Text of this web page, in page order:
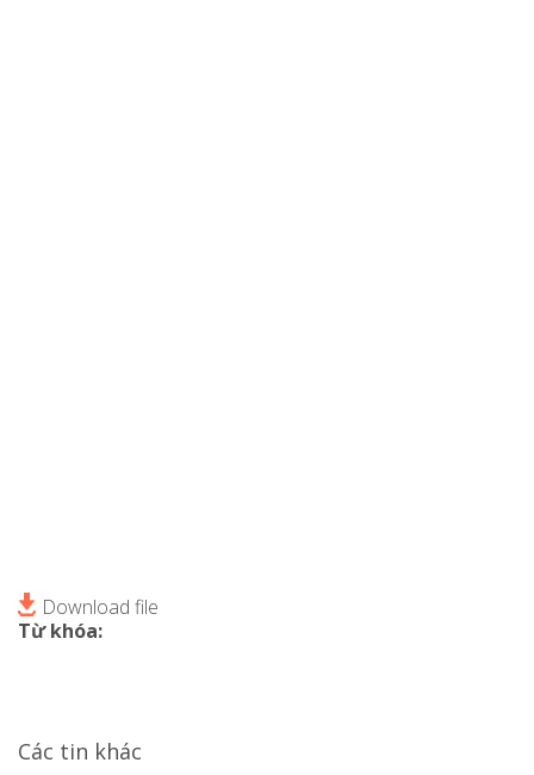
Download file
Từ khóa:
Các tin khác